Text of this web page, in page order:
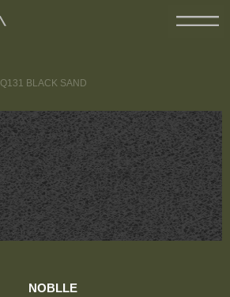
NOBLLE
Q131 BLACK SAND